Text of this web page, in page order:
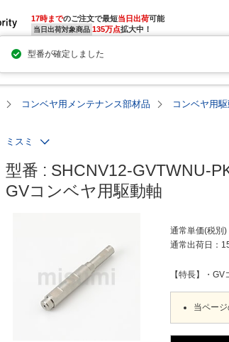
17時までのご注文で最短当日出荷
当日出荷対象商品 135万点拡大中！
コンベヤ用メンテナンス部材品 コンベヤ用
ミスミ
型番 : SHCNV12-GVTWNU-
GVコンベヤ用駆動軸
通常単価(税別)
通常出荷日：
【特長】・
当ペー